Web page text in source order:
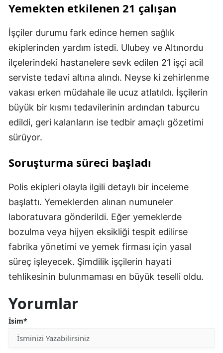
Yemekten etkilenen 21 çalışan
İşçiler durumu fark edince hemen sağlık
ekiplerinden yardım istedi. Ulubey ve Altınordu
ilçelerindeki hastanelere sevk edilen 21 işçi acil
serviste tedavi altına alındı. Neyse ki zehirlenme
vakası erken müdahale ile ucuz atlatıldı. İşçilerin
büyük bir kısmı tedavilerinin ardından taburcu
edildi, geri kalanların ise tedbir amaçlı gözetimi
sürüyor.
Soruşturma süreci başladı
Polis ekipleri olayla ilgili detaylı bir inceleme
başlattı. Yemeklerden alınan numuneler
laboratuvara gönderildi. Eğer yemeklerde
bozulma veya hijyen eksikliği tespit edilirse
fabrika yönetimi ve yemek firması için yasal
süreç işleyecek. Şimdilik işçilerin hayati
tehlikesinin bulunmaması en büyük teselli oldu.
Yorumlar
İsim*